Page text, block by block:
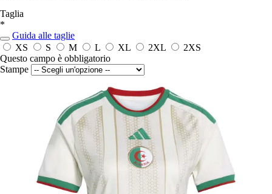
Taglia
*
Guida alle taglie
XS
S M L XL 2XL
2XS
Questo campo è obbligatorio
Stampe